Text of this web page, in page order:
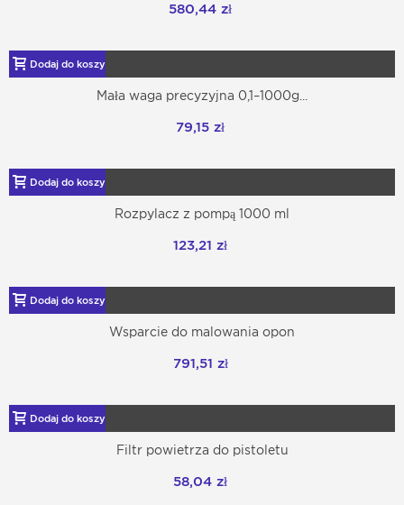
580,44 zł
Dodaj do koszyka
Mała waga precyzyjna 0,1–1000g...
79,15 zł
Dodaj do koszyka
Rozpylacz z pompą 1000 ml
123,21 zł
Dodaj do koszyka
Wsparcie do malowania opon
791,51 zł
Dodaj do koszyka
Filtr powietrza do pistoletu
58,04 zł